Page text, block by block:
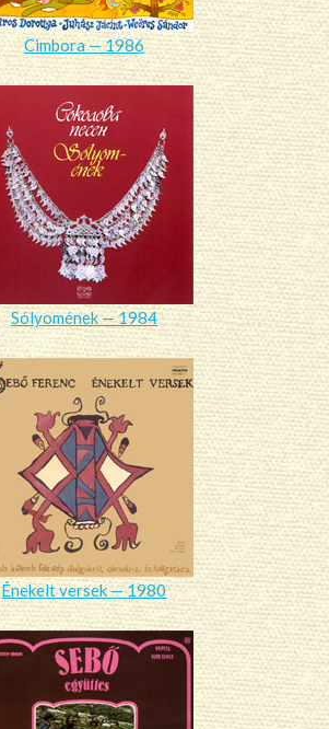
Cimbora — 1986
Sólyomének — 1984
Énekelt versek — 1980